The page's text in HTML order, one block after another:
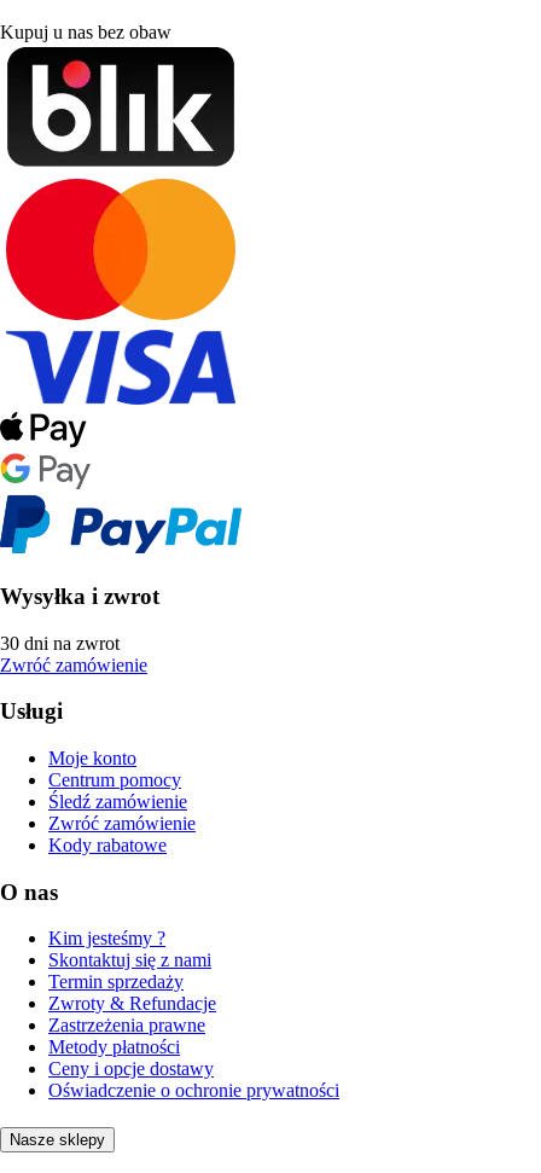
Kupuj u nas bez obaw
Wysyłka i zwrot
30 dni na zwrot
Zwróć zamówienie
Usługi
Moje konto
Centrum pomocy
Śledź zamówienie
Zwróć zamówienie
Kody rabatowe
O nas
Kim jesteśmy ?
Skontaktuj się z nami
Termin sprzedaży
Zwroty & Refundacje
Zastrzeżenia prawne
Metody płatności
Ceny i opcje dostawy
Oświadczenie o ochronie prywatności
Nasze sklepy